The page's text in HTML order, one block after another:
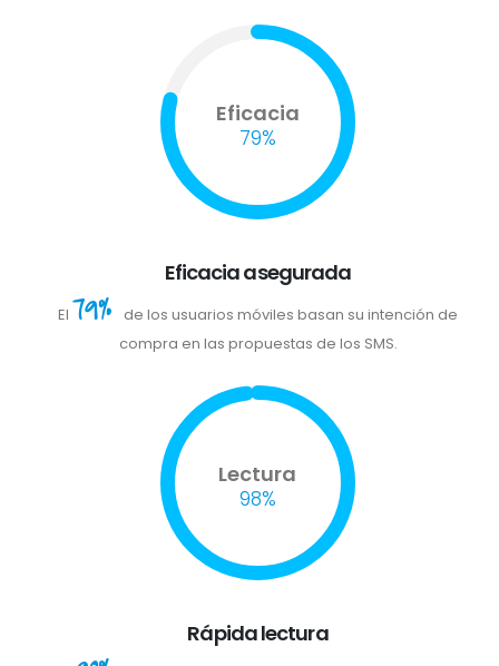
Eficacia
79%
Eficacia asegurada
El 79%
de los usuarios móviles basan su intención de
compra en las propuestas de los SMS.
Lectura
98%
Rápida lectura